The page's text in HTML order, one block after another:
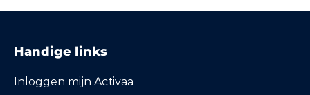
Handige links
Inloggen mijn Activaa